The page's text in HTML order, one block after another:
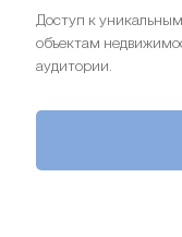
Доступ к
объектам
аудитории.